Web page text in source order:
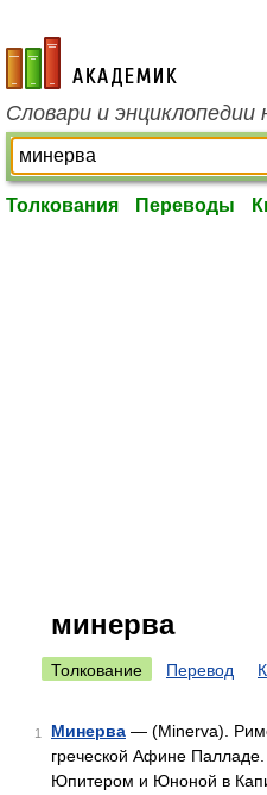
academic.ru
Словари и энциклопедии
Толкования Переводы
минерва
Толкование Перевод
1 Минерва — (Minerva).
греческой Афине
Юпитером и Юноной в